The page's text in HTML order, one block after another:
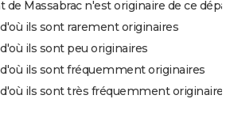
de Massabrac n'est originaire de ce
ils sont rarement originaires
ils sont peu originaires
ils sont fréquemment originaires
ils sont très fréquemment originaires